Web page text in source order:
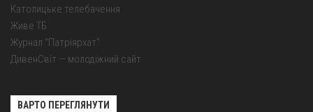
Католицьке телебачення
Живе ТБ
Журнал "Патріярхат"
ДивенСвіт — молодіжний сайт
ВАРТО ПЕРЕГЛЯНУТИ